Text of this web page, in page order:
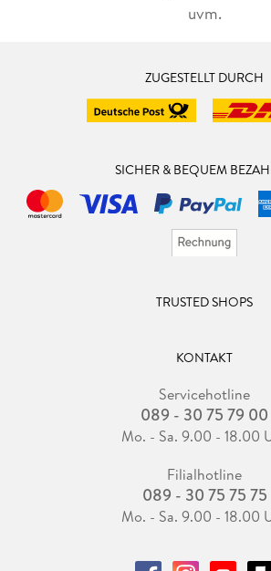
uvm.
ZUGESTELLT DURCH
SICHER & BEQUEM
TRUSTED SHOPS
KONTAKT
Servicehotline
089 - 30 75 79 00
Mo. - Sa. 9.00 - 18.00
Filialhotline
089 - 30 75 75 75
Mo. - Sa. 9.00 - 18.00